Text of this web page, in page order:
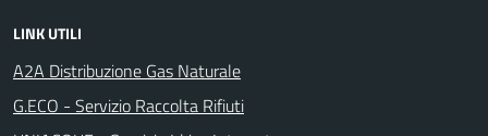
LINK UTILI
A2A Distribuzione Gas Naturale
G.ECO - Servizio Raccolta Rifiuti